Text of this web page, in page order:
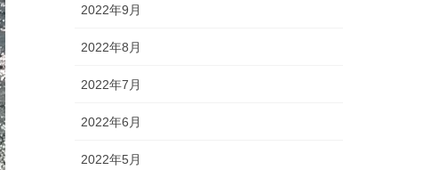
2022年9月
2022年8月
2022年7月
2022年6月
2022年5月